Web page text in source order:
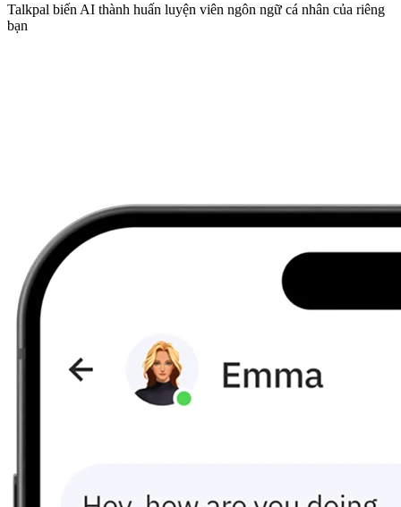
Talkpal biến AI thành huấn luyện viên ngôn ngữ cá nhân của riêng
bạn